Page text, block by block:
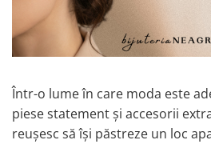
Coliere Transparente cu Cruce
Coliere Transparente cu Stea
Coliere Transparente cu Soare
Coliere Transparente cu Zodii
Coliere Transparente cu Perle
Coliere Transparente cu Initiale
Brățări din Argint cu pietre
semiprețioase
Brățări elastice cu pietre
semiprețioase
Într-o lume în care moda este
piese statement și accesorii
reușesc să își păstreze un loc